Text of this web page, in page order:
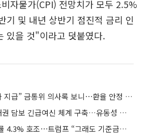
자물가(CPI) 전망치가 모두 2.5%
기 및 내년 상반기 점진적 금리 인
있을 것"이라고 덧붙였다.
“외화지준에 이자 지급” 금통위 의사록 보니⋯환율 안정 공감대 속 대책 산발 우려도
금통위원 "대출채권 담보 긴급여신 체계 구축…유동성 안전판 강화"
미국 3분기 성장률 4.3% 호조⋯트럼프 “그래도 기준금리 내려야”